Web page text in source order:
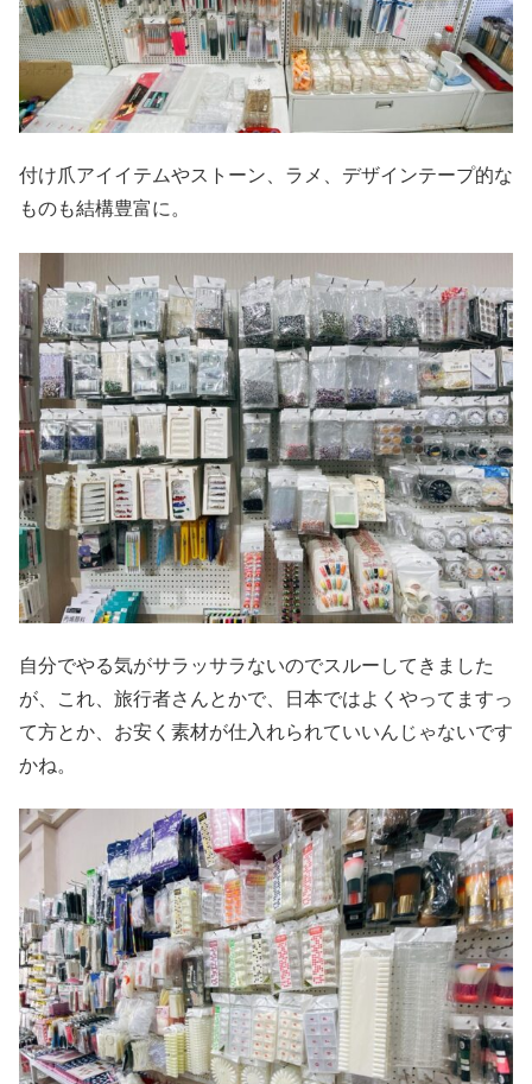
付け爪アイイテムやストーン、ラメ、デザインテープ的な
ものも結構豊富に。
自分でやる気がサラッサラないのでスルーしてきました
が、これ、旅行者さんとかで、日本ではよくやってますっ
て方とか、お安く素材が仕入れられていいんじゃないです
かね。